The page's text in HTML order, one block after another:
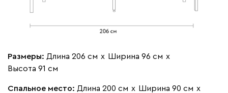
Размеры: Длина 206 см х Ширина 96 см х
Высота 91 см
Спальное место: Длина 200 см х Ширина 90 см х